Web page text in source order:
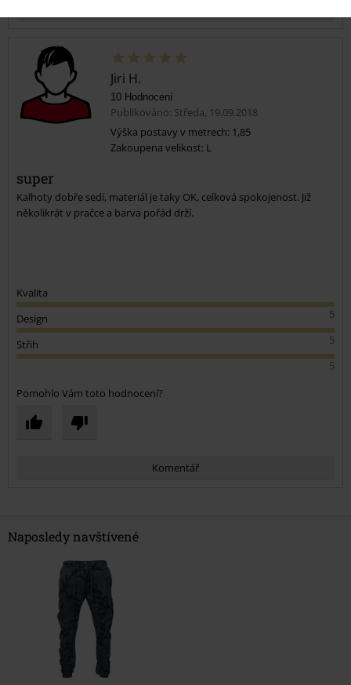
Jiri H.
10 Hodnocení
Publikováno: Středa, 19.09.2018
Výška postavy v metrech: 1,85
Zakoupena velikost: L
super
Kalhoty dobře sedí, materiál je taky OK, celková spokojenost. Již
několikrát v pračce a barva pořád drží.
Kvalita
5
Design
5
Střih
5
Pomohlo Vám toto hodnocení?
Komentář
Odeslat komentář
Naposledy navštívené